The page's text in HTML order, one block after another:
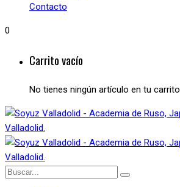
Contacto
0
Carrito vacío
No tienes ningún artículo en tu carrito